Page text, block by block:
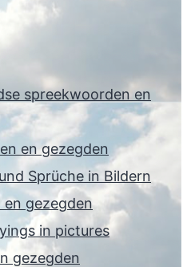
spreekwoorden en
en gezegden
Sprüche in Bildern
gezegden
in pictures
gezegden